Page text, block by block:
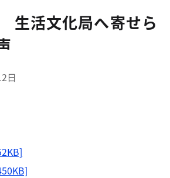
生活文化局へ寄せら
日